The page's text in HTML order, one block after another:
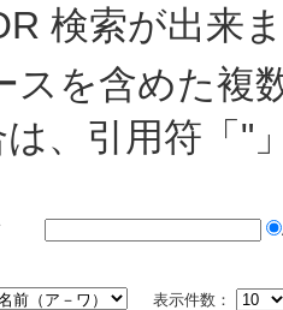
検索が出来
を含めた複
、引用符「"
表示件数：